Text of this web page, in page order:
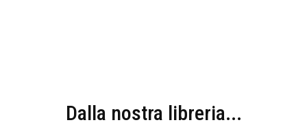
Dalla nostra libreria...